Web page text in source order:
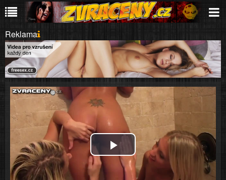
Reklama
Play